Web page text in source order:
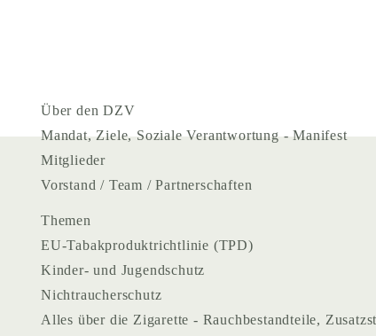
Navigation
überspringen
Über den DZV
Mandat, Ziele, Soziale Verantwortung - Manifest
Mitglieder
Vorstand / Team / Partnerschaften
Themen
EU-Tabakproduktrichtlinie (TPD)
Kinder- und Jugendschutz
Nichtraucherschutz
Alles über die Zigarette - Rauchbestandteile,